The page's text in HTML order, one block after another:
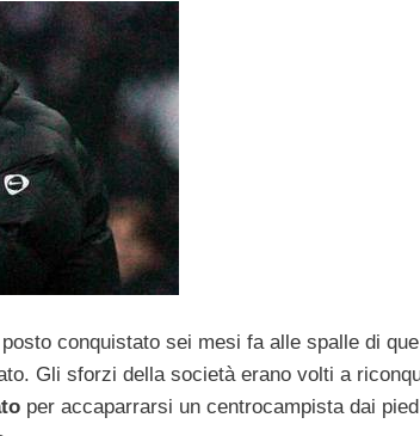
conquistato sei mesi fa alle spalle di
Gli sforzi della società erano volti a
per accaparrarsi un centrocampista dai